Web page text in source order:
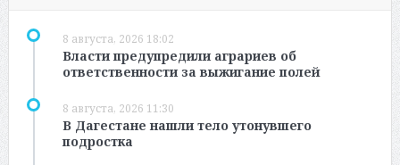
8 августа, 2026 18:02
Власти предупредили аграриев об
ответственности за выжигание полей
8 августа, 2026 11:30
В Дагестане нашли тело утонувшего
подростка